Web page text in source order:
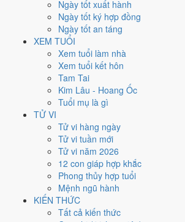
Ngày tốt xuất hành
Ngày tốt ký hợp đồng
Ngày tốt an táng
XEM TUỔI
Xem tuổi làm nhà
Xem tuổi kết hôn
Tam Tai
Kim Lâu - Hoang Ốc
Tuổi mụ là gì
TỬ VI
Tử vi hàng ngày
Tử vi tuần mới
Tử vi năm 2026
12 con giáp hợp khắc
Phong thủy hợp tuổi
Mệnh ngũ hành
KIẾN THỨC
Tất cả kiến thức
Tiết Đông Chí
Giáp Tý
Tân Sửu
Ngày Kỷ Dậu có TrựcThâu(ngày thu hoạch,
Minh Đường hoàng đạo. Điểm trung bình 7
Ngày Bình Hòa, phù hợp với công việc
Sửu, Tỵ, Thìnhợp ngày; tuổiMão
Ngày 27/12/2021 tốt